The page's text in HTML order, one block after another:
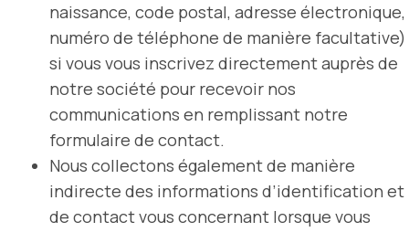
naissance, code postal, adresse électronique,
numéro de téléphone de manière facultative)
si vous vous inscrivez directement auprès de
notre société pour recevoir nos
communications en remplissant notre
formulaire de contact.
Nous collectons également de manière
indirecte des informations d’identification et
de contact vous concernant lorsque vous